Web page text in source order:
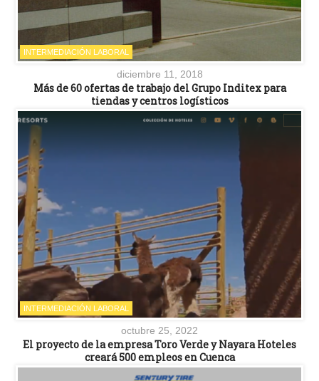
INTERMEDIACIÓN LABORAL
diciembre 11, 2018
Más de 60 ofertas de trabajo del Grupo Inditex para
tiendas y centros logísticos
INTERMEDIACIÓN LABORAL
octubre 25, 2022
El proyecto de la empresa Toro Verde y Nayara Hoteles
creará 500 empleos en Cuenca